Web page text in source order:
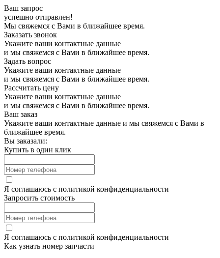
Ваш запрос
успешно отправлен!
Мы свяжемся с Вами в ближайшее время.
Заказать звонок
Укажите ваши контактные данные
и мы свяжемся с Вами в ближайшее время.
Задать вопрос
Укажите ваши контактные данные
и мы свяжемся с Вами в ближайшее время.
Рассчитать цену
Укажите ваши контактные данные
и мы свяжемся с Вами в ближайшее время.
Ваш заказ
Укажите ваши контактные данные и мы свяжемся с Вами в
ближайшее время.
Вы заказали:
Купить в один клик
Я соглашаюсь с политикой конфиденциальности
Запросить стоимость
Я соглашаюсь с политикой конфиденциальности
Как узнать номер запчасти